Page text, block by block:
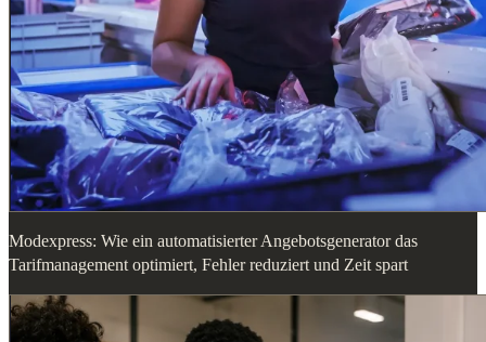
Modexpress: Wie ein automatisierter Angebotsgenerator das
Tarifmanagement optimiert, Fehler reduziert und Zeit spart